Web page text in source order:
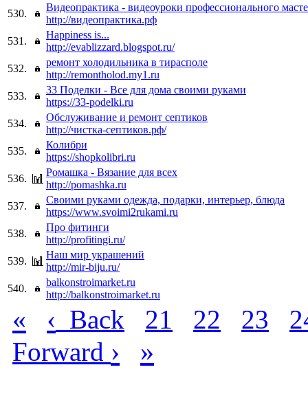
530.
Видеопрактика - видеоуроки профессионального
http://видеопрактика.рф
531.
Happiness is...
http://evablizzard.blogspot.ru/
532.
ремонт холодильника в тирасполе
http://remontholod.my1.ru
533.
33 Поделки - Все для дома своими руками
https://33-podelki.ru
534.
Обслуживание и ремонт септиков
http://чистка-септиков.рф/
535.
Колибри
https://shopkolibri.ru
536.
Ромашка - Вязание для всех
http://pomashka.ru
537.
Своими руками одежда, подарки, интерьер, блюда
https://www.svoimi2rukami.ru
538.
Про фитинги
http://profitingi.ru/
539.
Наш мир украшений
http://mir-biju.ru/
540.
balkonstroimarket.ru
http://balkonstroimarket.ru
« ‹ Back 21 22 23
Forward › »